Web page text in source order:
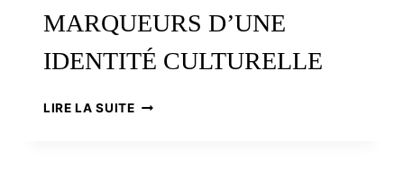
MARQUEURS D’UNE
IDENTITÉ CULTURELLE
LIRE LA SUITENÉOLITHIQUE